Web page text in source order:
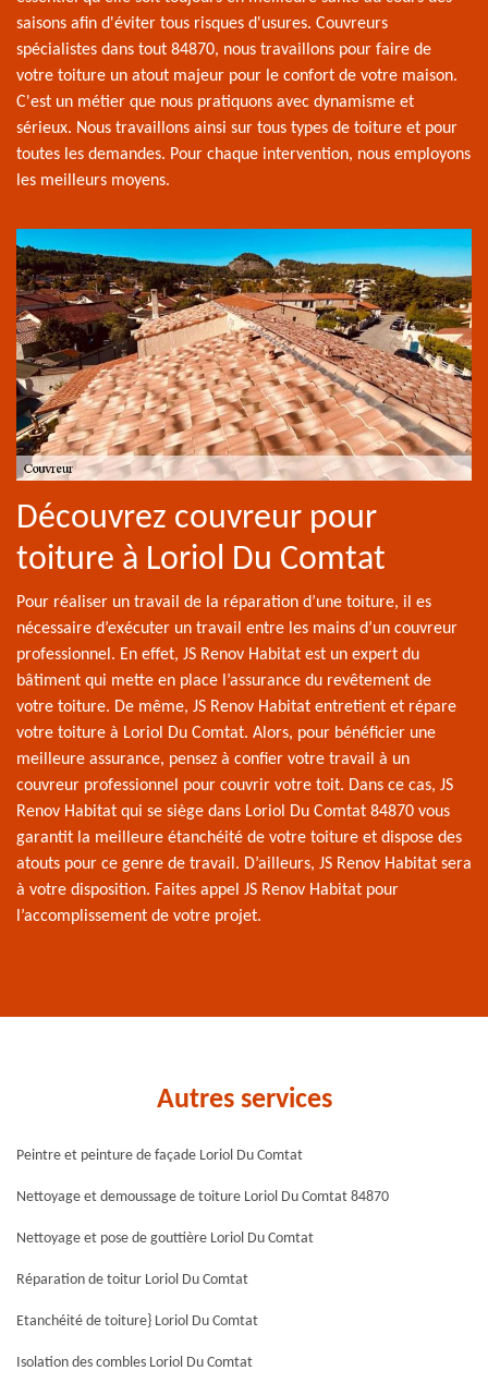
saisons afin d'éviter tous risques d'usures. Couvreurs
spécialistes dans tout 84870, nous travaillons pour faire de
votre toiture un atout majeur pour le confort de votre maison.
C'est un métier que nous pratiquons avec dynamisme et
sérieux. Nous travaillons ainsi sur tous types de toiture et pour
toutes les demandes. Pour chaque intervention, nous employons
les meilleurs moyens.
Découvrez couvreur pour
toiture à Loriol Du Comtat
Pour réaliser un travail de la réparation d’une toiture, il es
nécessaire d’exécuter un travail entre les mains d’un couvreur
professionnel. En effet, JS Renov Habitat est un expert du
bâtiment qui mette en place l’assurance du revêtement de
votre toiture. De même, JS Renov Habitat entretient et répare
votre toiture à Loriol Du Comtat. Alors, pour bénéficier une
meilleure assurance, pensez à confier votre travail à un
couvreur professionnel pour couvrir votre toit. Dans ce cas, JS
Renov Habitat qui se siège dans Loriol Du Comtat 84870 vous
garantit la meilleure étanchéité de votre toiture et dispose des
atouts pour ce genre de travail. D’ailleurs, JS Renov Habitat sera
à votre disposition. Faites appel JS Renov Habitat pour
l’accomplissement de votre projet.
Autres services
Peintre et peinture de façade Loriol Du Comtat
Nettoyage et demoussage de toiture Loriol Du Comtat 84870
Nettoyage et pose de gouttière Loriol Du Comtat
Réparation de toitur Loriol Du Comtat
Etanchéité de toiture} Loriol Du Comtat
Isolation des combles Loriol Du Comtat